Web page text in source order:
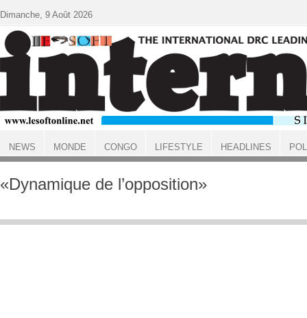
ACCUEIL
«Dynamique de l’opposition»
Dimanche, 9 Août 2026
NEWS MONDE CONGO LIFESTYLE HEADLINES